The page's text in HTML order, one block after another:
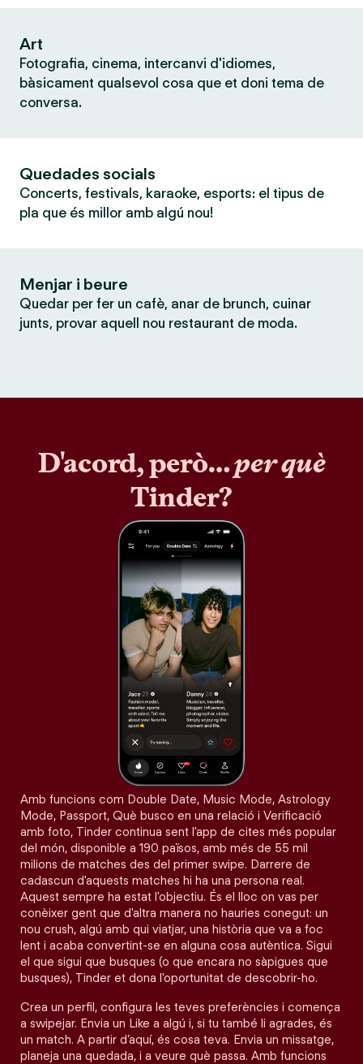
Art
Fotografia, cinema, intercanvi d'idiomes,
bàsicament qualsevol cosa que et doni tema de
conversa.
Quedades socials
Concerts, festivals, karaoke, esports: el tipus de
pla que és millor amb algú nou!
Menjar i beure
Quedar per fer un cafè, anar de brunch, cuinar
junts, provar aquell nou restaurant de moda.
D'acord, però…per què
Tinder?
Amb funcions com Double Date, Music Mode, Astrology
Mode, Passport, Què busco en una relació i Verificació
amb foto, Tinder continua sent l'app de cites més popular
del món, disponible a 190 països, amb més de 55 mil
milions de matches des del primer swipe. Darrere de
cadascun d'aquests matches hi ha una persona real.
Aquest sempre ha estat l'objectiu. És el lloc on vas per
conèixer gent que d'altra manera no hauries conegut: un
nou crush, algú amb qui viatjar, una història que va a foc
lent i acaba convertint-se en alguna cosa autèntica. Sigui
el que sigui que busques (o que encara no sàpigues que
busques), Tinder et dona l'oportunitat de descobrir-ho.
Crea un perfil, configura les teves preferències i comença
a swipejar. Envia un Like a algú i, si tu també li agrades, és
un match. A partir d’aquí, és cosa teva. Envia un missatge,
planeja una quedada, i a veure què passa. Amb funcions